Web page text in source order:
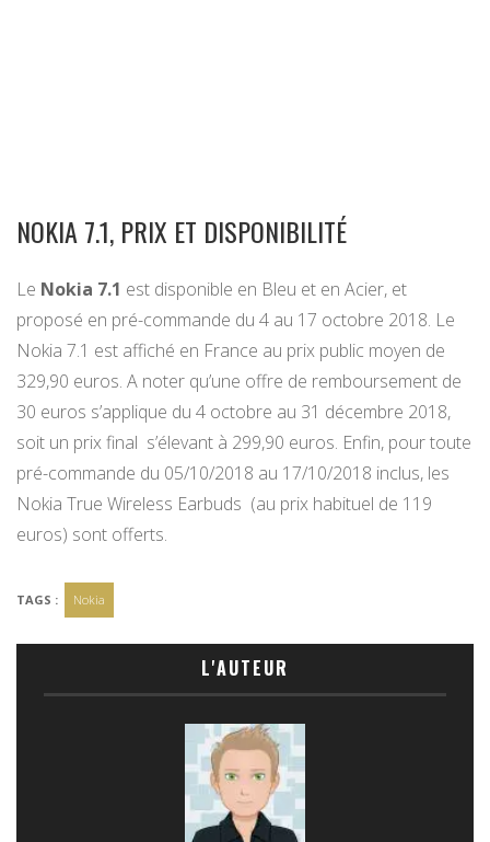
NOKIA 7.1, PRIX ET DISPONIBILITÉ
Le Nokia 7.1 est disponible en Bleu et en Acier, et
proposé en pré-commande du 4 au 17 octobre 2018. Le
Nokia 7.1 est affiché en France au prix public moyen de
329,90 euros. A noter qu’une offre de remboursement de
30 euros s’applique du 4 octobre au 31 décembre 2018,
soit un prix final s’élevant à 299,90 euros. Enfin, pour toute
pré-commande du 05/10/2018 au 17/10/2018 inclus, les
Nokia True Wireless Earbuds (au prix habituel de 119
euros) sont offerts.
TAGS : Nokia
L'AUTEUR